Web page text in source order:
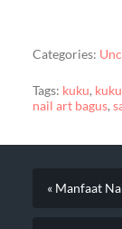
Categories:
Tags: kuku,
nail art bagus,
« Manfaat